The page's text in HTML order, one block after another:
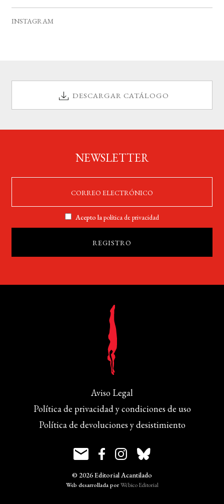
INSTAGRAM
DESCARGAR CATÁLOGO
NEWSLETTER
Acepto lapolítica de privacidad
Aviso Legal
Política de privacidad y condiciones de uso
Política de devoluciones y desistimiento
© 2026 Editorial Acantilado
Web desarrollada porWébico Editorial